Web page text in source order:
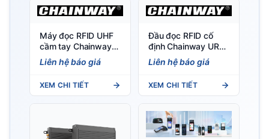
Máy đọc RFID UHF
cầm tay Chainway
C66 (Android 11/13)
- Tích hợp RFID, nhẹ
Liên hệ báo giá
XEM CHI TIẾT
Đầu đọc RFID cố
định Chainway UR4
4 cổng, chip Impinj E
Series
Liên hệ báo giá
XEM CHI TIẾT